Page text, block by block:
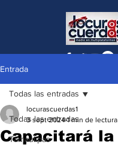
Entrada
Todas las entradas
Tamaulipas
Todas las entradas
Capacitará la
locurascuerdas1
3 sept 2024 1 min de lectura